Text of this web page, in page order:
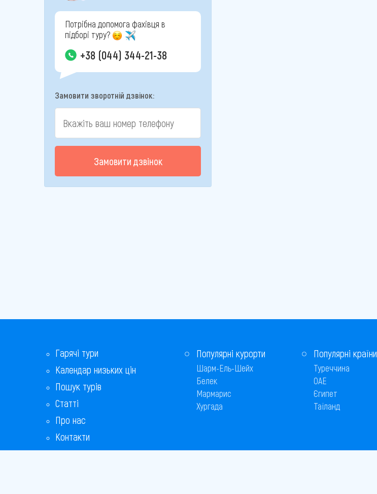
Потрібна допомога фахівця в
підборі туру?
+38 (044) 344-21-38
Замовити зворотній дзвінок:
Замовити дзвінок
Гарячі тури
Календар низьких цін
Пошук турів
Статті
Про нас
Контакти
Бонусна програма
Популярні курорти
Шарм-Ель-Шейх
Белек
Мармарис
Хургада
Популярні країни
Туреччина
ОАЕ
Єгипет
Таїланд